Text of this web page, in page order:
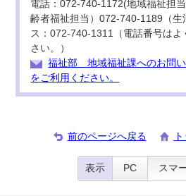
電話：072-740-1172(地域福祉担
齢者福祉担当）072-740-1189（生
ス：072-740-1311（電話番号はよ
さい。）
福祉部 地域福祉課へのお問
をご利用ください。
前のページへ戻る
表示 PC スマ